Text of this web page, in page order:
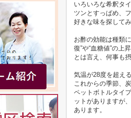
いろいろな希釈タ
ツンとすっぱめ、
好きな味を探して
お酢の効能は種類
復”や“血糖値”の上
とは言え、何事も
気温が28度を超え
これからの季節、
ペットボトルタイ
ットがありますが
あります。